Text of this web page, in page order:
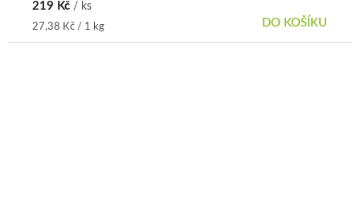
219 Kč / ks
Měrná
cena:
27,38 Kč / 1 kg DO KOŠÍKU